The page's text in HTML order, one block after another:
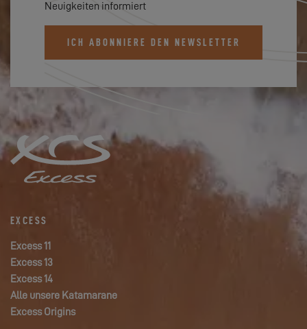
Neuigkeiten informiert
ICH ABONNIERE DEN NEWSLETTER
EXCESS
Excess 11
Excess 13
Excess 14
Alle unsere Katamarane
Excess Origins